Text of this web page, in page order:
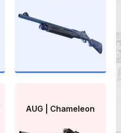
AUG | Chameleon